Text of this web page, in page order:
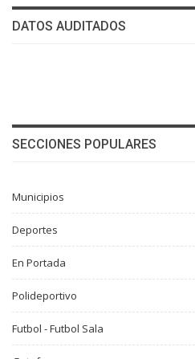
DATOS AUDITADOS
SECCIONES POPULARES
Municipios
Deportes
En Portada
Polideportivo
Futbol - Futbol Sala